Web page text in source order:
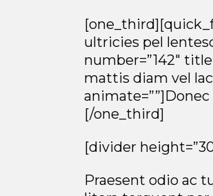
ultricies pel
number=”142″
mattis diam vel
[/one_third]
[divider
Praesent odio ac